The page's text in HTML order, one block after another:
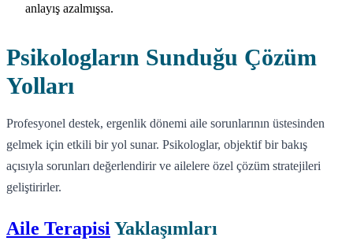
anlayış azalmışsa.
Psikologların Sunduğu Çözüm
Yolları
Profesyonel destek, ergenlik dönemi aile sorunlarının üstesinden
gelmek için etkili bir yol sunar. Psikologlar, objektif bir bakış
açısıyla sorunları değerlendirir ve ailelere özel çözüm stratejileri
geliştirirler.
Aile Terapisi Yaklaşımları